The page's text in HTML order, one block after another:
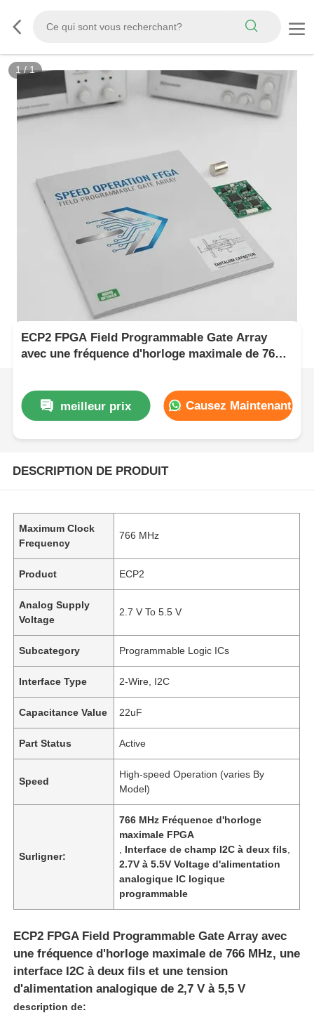
1/1
ECP2 FPGA Field Programmable Gate Array
avec une fréquence d'horloge maximale de 766
meilleur prix
Causez Maintenant
DESCRIPTION DE PRODUIT
Maximum Clock
Frequency
766 MHz
Product ECP2
Analog Supply
Voltage
2.7 V To 5.5 V
Subcategory Programmable Logic ICs
Interface Type 2-Wire, I2C
Capacitance Value 22uF
Part Status Active
Speed
High-speed Operation (varies By
Model)
Surligner:
766 MHz Fréquence d'horloge
maximale FPGA
Interface de champ I2C à deux fils
2.7V à 5.5V Voltage d'alimentation
analogique IC logique
programmable
ECP2 FPGA Field Programmable Gate Array avec
une fréquence d'horloge maximale de 766 MHz, une
interface I2C à deux fils et une tension
d'alimentation analogique de 2,7 V à 5,5 V
description de: